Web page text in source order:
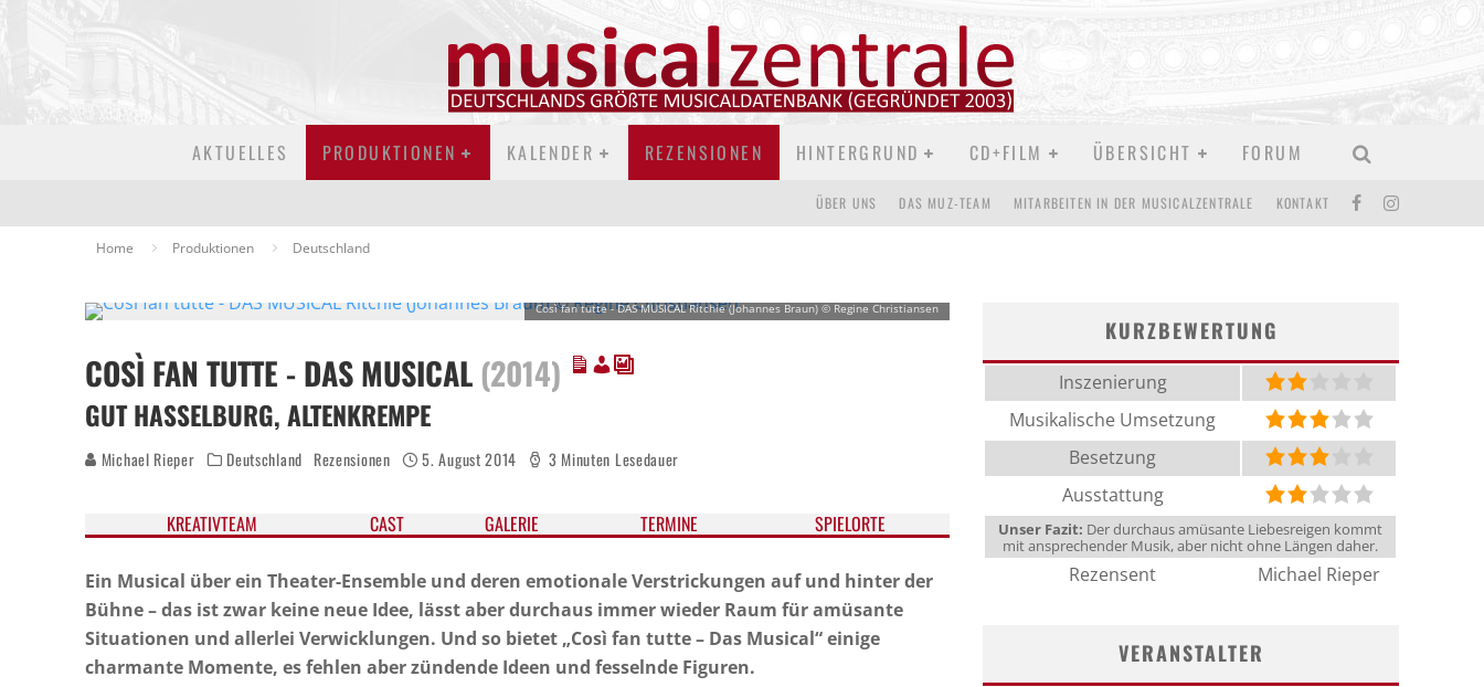
AKTUELLES PRODUKTIONEN KALENDER REZENSIONEN HINTERGRUND CD+FILM ÜBERSICHT FORUM
ÜBER UNS DAS MUZ-TEAM MITARBEITEN IN DER MUSICALZENTRALE KONTAKT
Home Produktionen Deutschland
Così fan tutte - DAS MUSICAL Ritchie (Johannes Braun) © Regine Christiansen
COSÌ FAN TUTTE - DAS MUSICAL (2014)
GUT HASSELBURG, ALTENKREMPE
Michael Rieper Deutschland Rezensionen 5. August 2014 3 Minuten Lesedauer
KREATIV­TEAM CAST GALE­RIE TER­MI­NE SPIELORTE
Ein Musical über ein Theater-Ensemble und deren emotionale Verstrickungen auf und hinter der
Bühne – das ist zwar keine neue Idee, lässt aber durchaus immer wieder Raum für amüsante
Situationen und allerlei Verwicklungen. Und so bietet „Così fan tutte – Das Musical“ einige
charmante Momente, es fehlen aber zündende Ideen und fesselnde Figuren.
KURZBEWERTUNG
Inszenierung
Musikalische Umsetzung
Besetzung
Ausstattung
Unser Fazit: Der durchaus amüsante Liebesreigen kommt
mit ansprechender Musik, aber nicht ohne Längen daher.
Rezensent Michael Rieper
VERANSTALTER